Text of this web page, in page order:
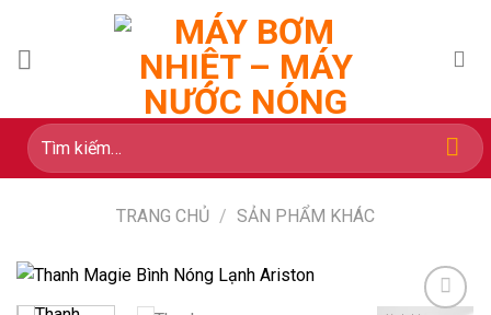
content
Tìm
kiếm:
TRANG CHỦ / SẢN PHẨM KHÁC